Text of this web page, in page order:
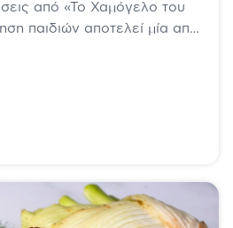
από «Το Χαμόγελο του
παιδιών αποτελεί μία από